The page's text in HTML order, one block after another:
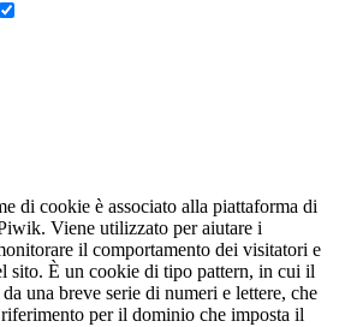
di cookie è associato alla piattaforma di
Viene utilizzato per aiutare i
il comportamento dei visitatori e
sito. È un cookie di tipo pattern, in cui il
una breve serie di numeri e lettere, che
per il dominio che imposta il